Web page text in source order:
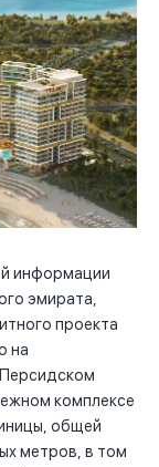
информации
эмирата,
проекта
на
Персидском
комплексе
общей
метров, в том